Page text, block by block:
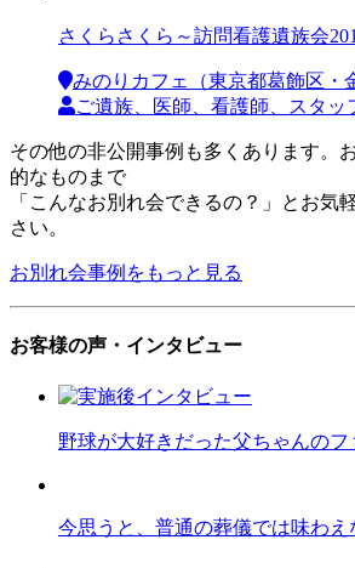
さくらさくら～訪問看護遺族会
みのりカフェ（東京都葛飾区・
ご遺族、医師、看護師、スタッ
その他の非公開事例も多くあります。
的なものまで
「こんなお別れ会できるの？」とお気
さい。
お別れ会事例をもっと見る
お客様の声・インタビュー
野球が大好きだった父ちゃんのフ
今思うと、普通の葬儀では味わえ